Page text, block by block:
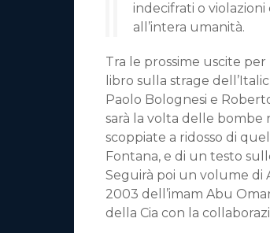
indecifrati o
all’intera umanità.
Tra le prossime uscite per
libro sulla strage
Paolo Bolognesi e
sarà la volta delle bombe
scoppiate a ridosso di
Fontana, e di un testo
Seguirà poi un volume di
2003 dell’imam Abu
della Cia con la